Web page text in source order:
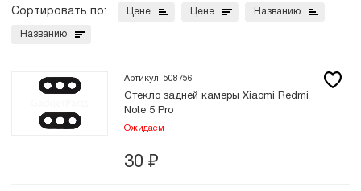
Сортировать по: Цене Цене Названию
Названию
Артикул: 508756
Стекло задней камеры Xiaomi Redmi
Note 5 Pro
Ожидаем
30 ₽